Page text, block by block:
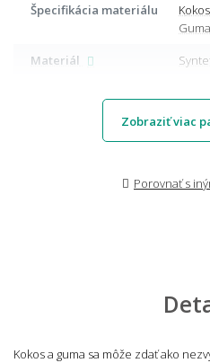
Špecifikácia materiálu
Guma
Materiál
Zobraziť viac
Porovnať s
Kokos a guma sa môže zdať ako